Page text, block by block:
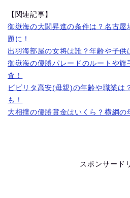
【関連記事】
御嶽海の大関昇進の条件は？名古屋
題に！
出羽海部屋の女将は誰？年齢や子供
御嶽海の優勝パレードのルートや旗
査！
ビビリタ高安(母親)の年齢や職業は
も！
大相撲の優勝賞金はいくら？横綱の
スポンサード